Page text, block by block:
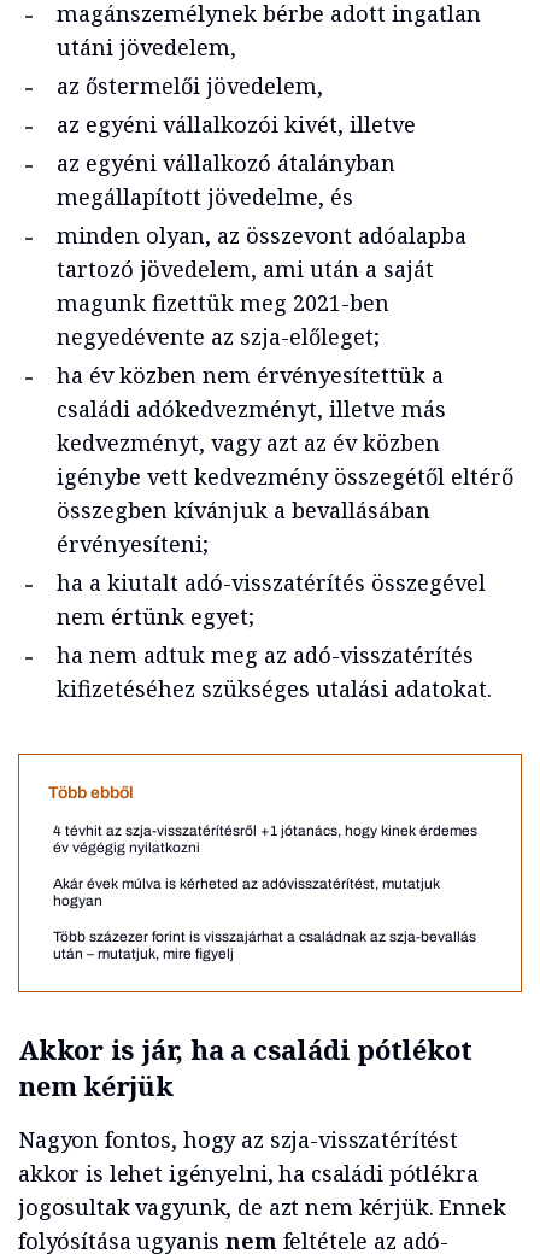
magánszemélynek bérbe adott ingatlan
utáni jövedelem,
az őstermelői jövedelem,
az egyéni vállalkozói kivét, illetve
az egyéni vállalkozó átalányban
megállapított jövedelme, és
minden olyan, az összevont adóalapba
tartozó jövedelem, ami után a saját
magunk fizettük meg 2021-ben
negyedévente az szja-előleget;
ha év közben nem érvényesítettük a
családi adókedvezményt, illetve más
kedvezményt, vagy azt az év közben
igénybe vett kedvezmény összegétől eltérő
összegben kívánjuk a bevallásában
érvényesíteni;
ha a kiutalt adó-visszatérítés összegével
nem értünk egyet;
ha nem adtuk meg az adó-visszatérítés
kifizetéséhez szükséges utalási adatokat.
Több ebből
4 tévhit az szja-visszatérítésről +1 jótanács, hogy kinek érdemes
év végégig nyilatkozni
Akár évek múlva is kérheted az adóvisszatérítést, mutatjuk
hogyan
Több százezer forint is visszajárhat a családnak az szja-bevallás
után – mutatjuk, mire figyelj
Akkor is jár, ha a családi pótlékot
nem kérjük
Nagyon fontos, hogy az szja-visszatérítést
akkor is lehet igényelni, ha családi pótlékra
jogosultak vagyunk, de azt nem kérjük. Ennek
folyósítása ugyanisnem feltétele az adó-